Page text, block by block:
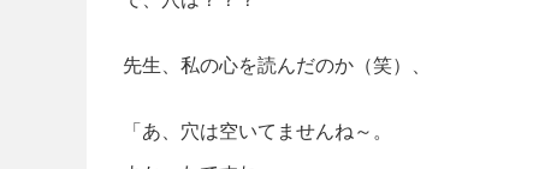
先生、私の心を読んだのか（笑）、
「あ、穴は空いてませんね～。